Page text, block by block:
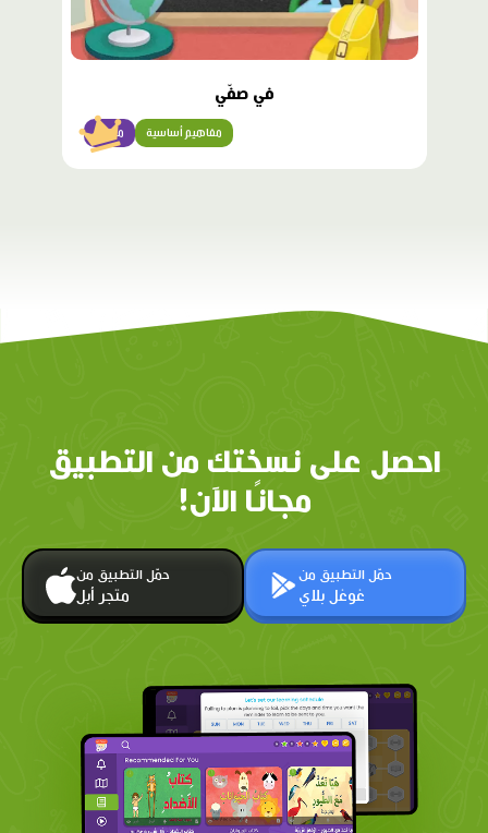
في صفّي
مبتدئ مفاهيم أساسية
احصل على نسختك من التطبيق
مجانًا الآن!
حمّل التطبيق من
متجر أبل
حمّل التطبيق من
غوغل بلاي